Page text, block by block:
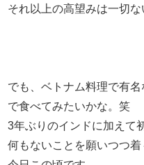
それ以上の高望みは一切
でも、ベトナム料理で有
で食べてみたいかな。笑
3年ぶりのインドに加えて
何もないことを願いつつ